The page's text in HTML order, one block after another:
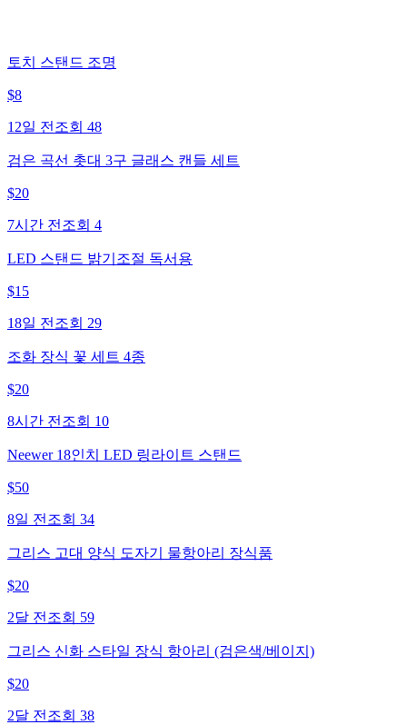
토치 스탠드 조명
$8
12일 전 조회 48
검은 곡선 촛대 3구 글래스 캔들 세트
$20
7시간 전 조회 4
LED 스탠드 밝기조절 독서용
$15
18일 전 조회 29
조화 장식 꽃 세트 4종
$20
8시간 전 조회 10
Neewer 18인치 LED 링라이트 스탠드
$50
8일 전 조회 34
그리스 고대 양식 도자기 물항아리 장식품
$20
2달 전 조회 59
그리스 신화 스타일 장식 항아리 (검은색/베이지)
$20
2달 전 조회 38